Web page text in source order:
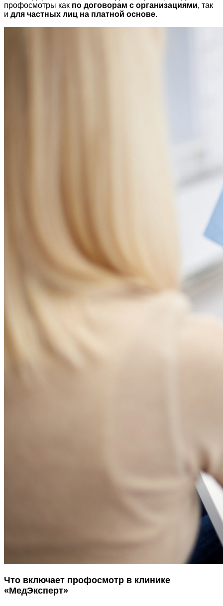
профосмотры как по договорам с организациями, так
и для частных лиц на платной основе.
Что включает профосмотр в клинике
«МедЭксперт»